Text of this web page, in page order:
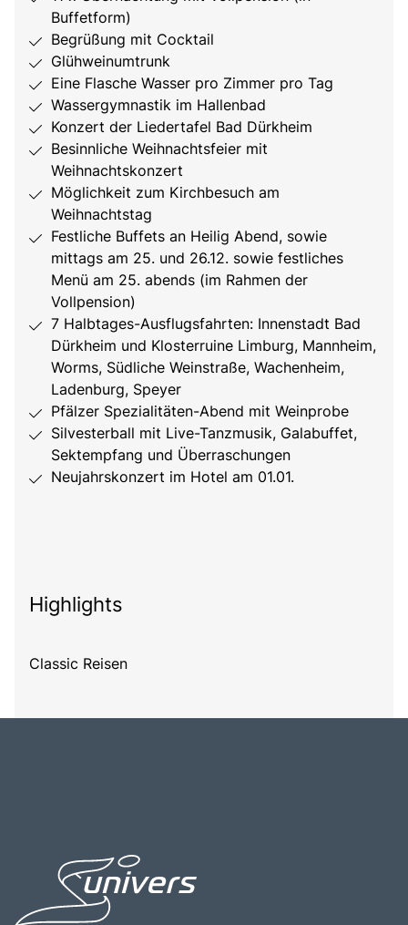
Buffetform)
Begrüßung mit Cocktail
Glühweinumtrunk
Eine Flasche Wasser pro Zimmer pro Tag
Wassergymnastik im Hallenbad
Konzert der Liedertafel Bad Dürkheim
Besinnliche Weihnachtsfeier mit
Weihnachtskonzert
Möglichkeit zum Kirchbesuch am
Weihnachtstag
Festliche Buffets an Heilig Abend, sowie
mittags am 25. und 26.12. sowie festliches
Menü am 25. abends (im Rahmen der
Vollpension)
7 Halbtages-Ausflugsfahrten: Innenstadt Bad
Dürkheim und Klosterruine Limburg, Mannheim,
Worms, Südliche Weinstraße, Wachenheim,
Ladenburg, Speyer
Pfälzer Spezialitäten-Abend mit Weinprobe
Silvesterball mit Live-Tanzmusik, Galabuffet,
Sektempfang und Überraschungen
Neujahrskonzert im Hotel am 01.01.
Highlights
Classic Reisen